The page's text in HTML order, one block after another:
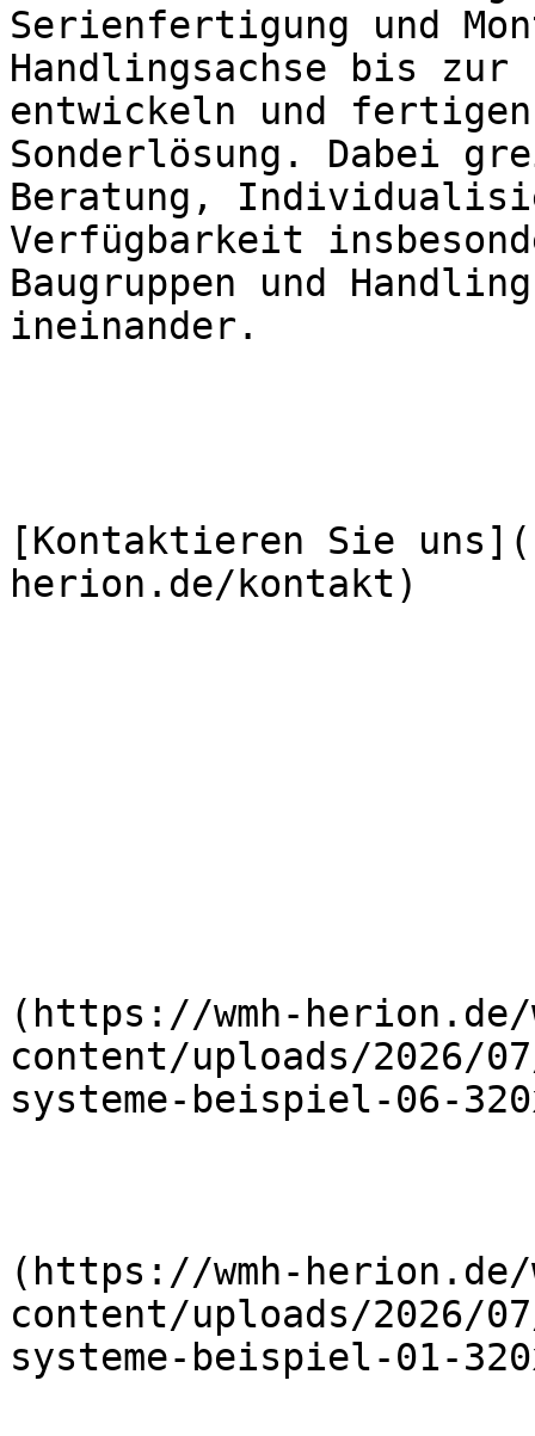
Serienfertigung und
Handlingsachse bis zur
entwickeln und
Sonderlösung. Dabei
Beratung,
Verfügbarkeit
Baugruppen und
ineinander.
[Kontaktieren Sie
herion.de/kontakt)
(https://wmh-herion.de/
content/uploads/2026/
systeme-beispiel-06-
(https://wmh-herion.de/
content/uploads/2026/
systeme-beispiel-01-